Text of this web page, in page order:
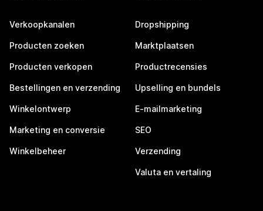
Verkoopkanalen
Producten zoeken
Producten verkopen
Bestellingen en verzending
Winkelontwerp
Marketing en conversie
Winkelbeheer
Dropshipping
Marktplaatsen
Productrecensies
Upselling en bundels
E-mailmarketing
SEO
Verzending
Valuta en vertaling